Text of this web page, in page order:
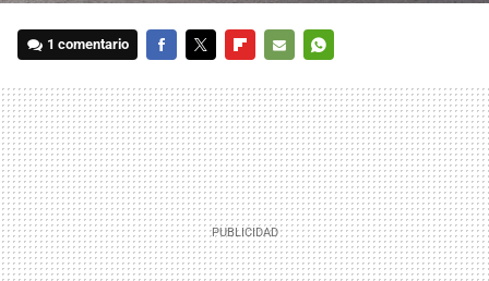
1 comentario
MAIL